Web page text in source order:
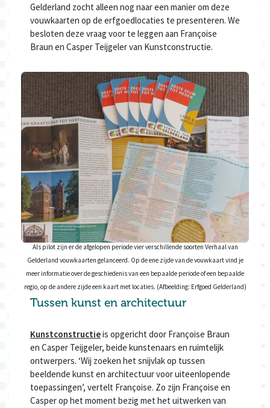
Gelderland zocht alleen nog naar een manier om deze
vouwkaarten op de erfgoedlocaties te presenteren. We
besloten deze vraag voor te leggen aan Françoise
Braun en Casper Teijgeler van Kunstconstructie.
Als pilot zijn er de afgelopen periode vier verschillende soorten Verhaal van
Gelderland vouwkaarten gelanceerd. Op de ene zijde van de vouwkaart vind je
meer informatie over de geschiedenis van een bepaalde periode of een bepaalde
regio, op de andere zijde een kaart met locaties. (Afbeelding: Erfgoed Gelderland)
Tussen kunst en architectuur
Kunstconstructieis opgericht door Françoise Braun
en Casper Teijgeler, beide kunstenaars en ruimtelijk
ontwerpers. ‘Wij zoeken het snijvlak op tussen
beeldende kunst en architectuur voor uiteenlopende
toepassingen’, vertelt Françoise. Zo zijn Françoise en
Casper op het moment bezig met het uitwerken van